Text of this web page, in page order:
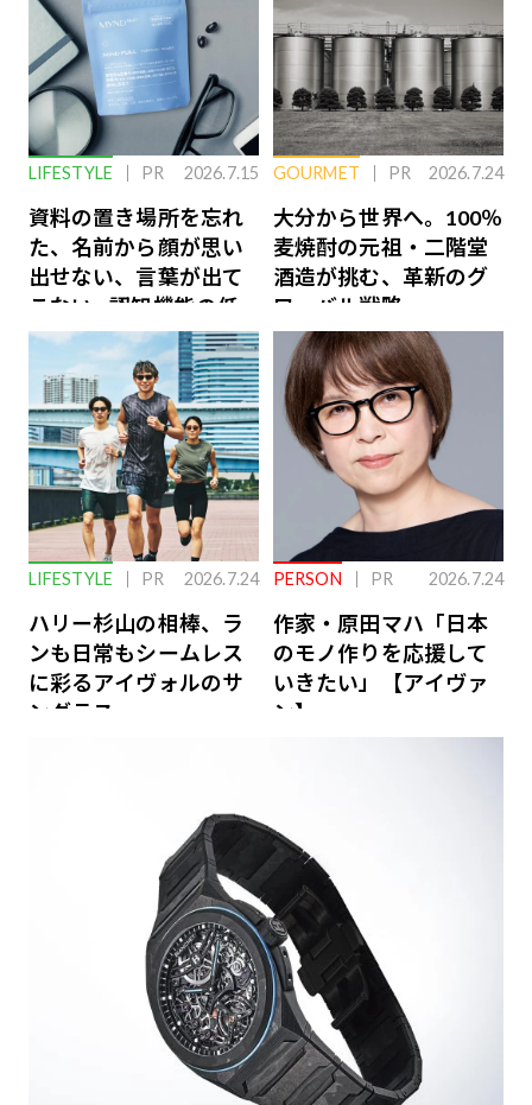
LIFESTYLE PR 2026.7.15
資料の置き場所を忘れ
た、名前から顔が思い
出せない、言葉が出て
こない…認知機能の低
下を救う、脳のインナ
ーケアとは
GOURMET PR 2026.7.24
大分から世界へ。100％
麦焼酎の元祖・二階堂
酒造が挑む、革新のグ
ローバル戦略
LIFESTYLE PR 2026.7.24
ハリー杉山の相棒、ラ
ンも日常もシームレス
に彩るアイヴォルのサ
ングラス
PERSON PR 2026.7.24
作家・原田マハ「日本
のモノ作りを応援して
いきたい」【アイヴァ
ン】